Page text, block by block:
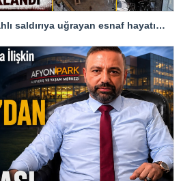
Adana’da iş yerinde silahlı saldırıya uğrayan esnaf hayatını kaybetti